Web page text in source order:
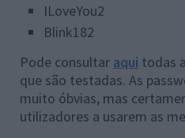
ILoveYou2
Blink182
Pode consultar aqui todas
que são testadas. As
muito óbvias, mas
utilizadores a usarem as